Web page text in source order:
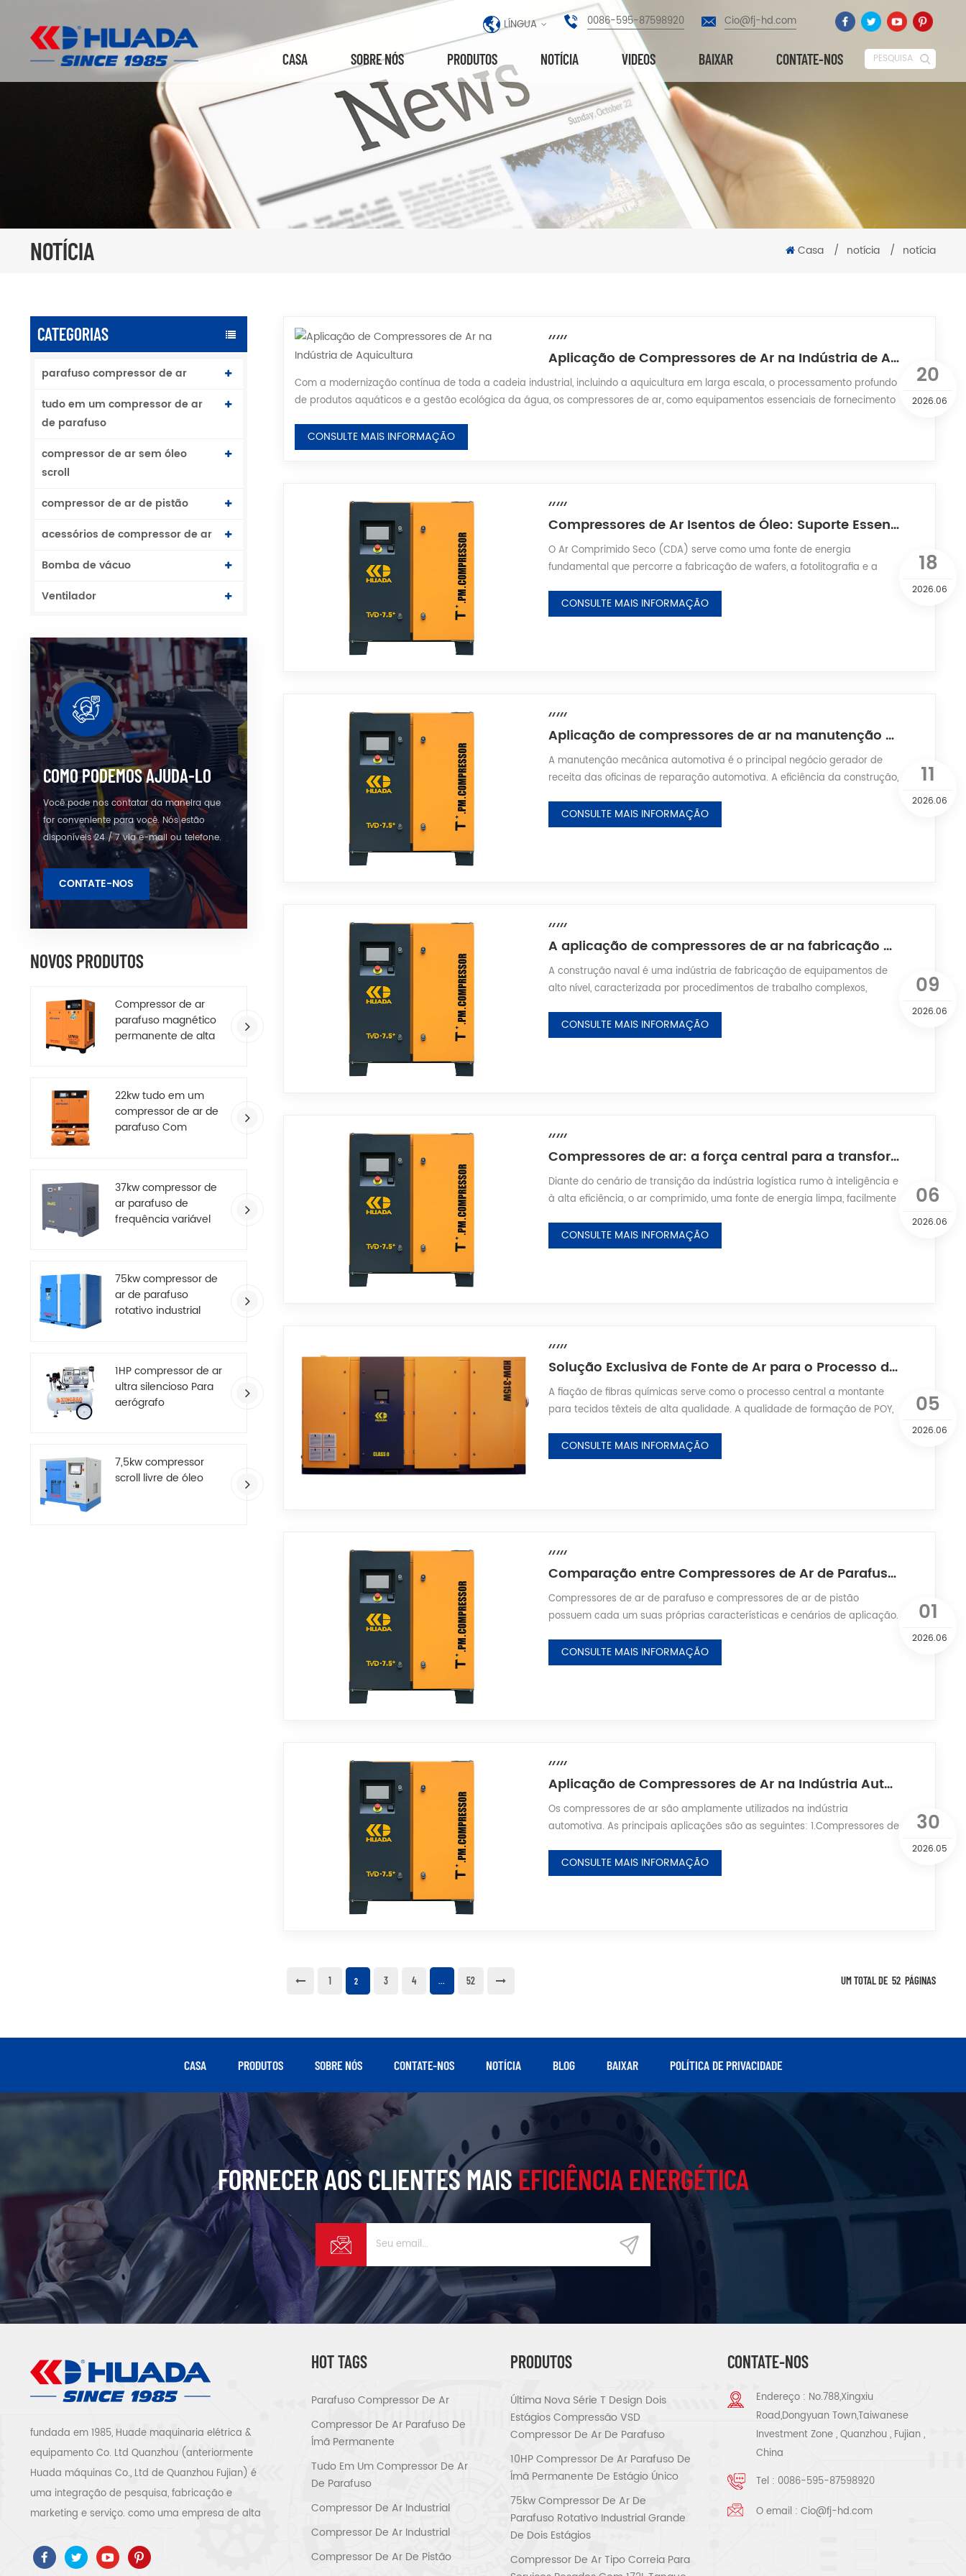
LÍNGUA 0086-595-87598920 Cio@fj-hd.com
CASA SOBRE NÓS PRODUTOS NOTÍCIA VIDEOS BAIXAR CONTATE-NOS PESQUISA
NOTÍCIA Casa / notícia / notícia
CATEGORIAS
parafuso compressor de ar
tudo em um compressor de ar
de parafuso
compressor de ar sem óleo
scroll
compressor de ar de pistão
acessórios de compressor de ar
Bomba de vácuo
Ventilador
COMO PODEMOS AJUDA-LO
Você pode nos contatar da maneira que
for conveniente para você. Nós estão
disponíveis 24 / 7 via e-mail ou telefone.
CONTATE-NOS
NOVOS PRODUTOS
Compressor de ar
parafuso magnético
permanente de alta
22kw tudo em um
compressor de ar de
parafuso Com
37kw compressor de
ar parafuso de
frequência variável
75kw compressor de
ar de parafuso
rotativo industrial
1HP compressor de ar
ultra silencioso Para
aerógrafo
7,5kw compressor
scroll livre de óleo
20
2026.06
Aplicação de Compressores de Ar na Indústria de Aquicultura
Com a modernização contínua de toda a cadeia industrial, incluindo a aquicultura em larga escala, o processamento profundo
de produtos aquáticos e a gestão ecológica da água, os compressores de ar, como equipamentos essenciais de fornecimento
aquático. Eles se tornaram equipamentos de su...
CONSULTE MAIS INFORMAÇÃO
18
2026.06
Compressores de Ar Isentos de Óleo: Suporte Essencial para Fontes de Ar de Alta Pureza na Indústria de Eletrônicos e Semicondutores
O Ar Comprimido Seco (CDA) serve como uma fonte de energia
fundamental que percorre a fabricação de wafers, a fotolitografia e a
toda a cadeia industrial de eletrônicos e semicondutores. Como
equipamento central para o fornecimento de ar, os compressores de ar
CONSULTE MAIS INFORMAÇÃO
11
2026.06
Aplicação de compressores de ar na manutenção mecânica automotiva: a fonte central de energia das ferramentas pneumáticas
A manutenção mecânica automotiva é o principal negócio gerador de
receita das oficinas de reparação automotiva. A eficiência da construção,
diretamente a reputação e a rentabilidade das oficinas. Como a fonte
central de energia de todo o setor de manutenção mecânica, o
CONSULTE MAIS INFORMAÇÃO
09
2026.06
A aplicação de compressores de ar na fabricação naval
A construção naval é uma indústria de fabricação de equipamentos de
alto nível, caracterizada por procedimentos de trabalho complexos,
rigorosos. Como fonte secundária central de energia nos estaleiros, o ar
comprimido serve como um suporte fundamental de energia para as
CONSULTE MAIS INFORMAÇÃO
06
2026.06
Compressores de ar: a força central para a transformação inteligente e eficiente da logística moderna
Diante do cenário de transição da indústria logística rumo à inteligência e
à alta eficiência, o ar comprimido, uma fonte de energia limpa, facilmente
logísticos de espectro completo, incluindo armazenamento, triagem,
transporte e carregamento/descarregamento. Como equipamento
CONSULTE MAIS INFORMAÇÃO
05
2026.06
Solução Exclusiva de Fonte de Ar para o Processo de Fiação de Fibras Químicas | Como os Compressores de Ar Garantem a Formação Uniforme e Estável das Fibras
A fiação de fibras químicas serve como o processo central a montante
para tecidos têxteis de alta qualidade. A qualidade de formação de POY,
qualidade do produto acabado e o rendimento dos processos
subsequentes de tecelagem e tingimento. Como um processo de
CONSULTE MAIS INFORMAÇÃO
01
2026.06
Comparação entre Compressores de Ar de Parafuso e de Pistão
Compressores de ar de parafuso e compressores de ar de pistão
possuem cada um suas próprias características e cenários de aplicação.
pressão de ar e deslocamento de gás, os compressores de ar de
parafuso apresentam tamanho menor, peso mais leve, estrutura mais
CONSULTE MAIS INFORMAÇÃO
30
2026.05
Aplicação de Compressores de Ar na Indústria Automotiva
Os compressores de ar são amplamente utilizados na indústria
automotiva. As principais aplicações são as seguintes: 1.Compressores de
veículos de novas energias, os compressores de ar convertem o
refrigerante do estado gasoso para o estado líquido e pressurizam os
CONSULTE MAIS INFORMAÇÃO
1 2 3 4 ... 52 UM TOTAL DE 52 PÁGINAS
CASA PRODUTOS SOBRE NÓS CONTATE-NOS NOTÍCIA BLOG BAIXAR POLÍTICA DE PRIVACIDADE
FORNECER AOS CLIENTES MAISEFICIÊNCIA ENERGÉTICA
fundada em 1985, Huade maquinaria elétrica &
equipamento Co. Ltd Quanzhou (anteriormente
Huada máquinas Co., Ltd de Quanzhou Fujian) é
uma integração de pesquisa, fabricação e
marketing e serviço. como uma empresa de alta
、 ETL 、 CQC 、 certificação de qualidade e
HOT TAGS
Parafuso Compressor De Ar
Compressor De Ar Parafuso De
Ímã Permanente
Tudo Em Um Compressor De Ar
De Parafuso
Compressor De Ar Industrial
Compressor De Ar Industrial
Compressor De Ar De Pistão
PRODUTOS
Última Nova Série T Design Dois
Estágios Compressão VSD
Compressor De Ar De Parafuso
10HP Compressor De Ar Parafuso De
Ímã Permanente De Estágio Único
75kw Compressor De Ar De
Parafuso Rotativo Industrial Grande
De Dois Estágios
Compressor De Ar Tipo Correia Para
CONTATE-NOS
Endereço : No.788,Xingxiu
Road,Dongyuan Town,Taiwanese
Investment Zone , Quanzhou , Fujian ,
China
Tel : 0086-595-87598920
O email :Cio@fj-hd.com